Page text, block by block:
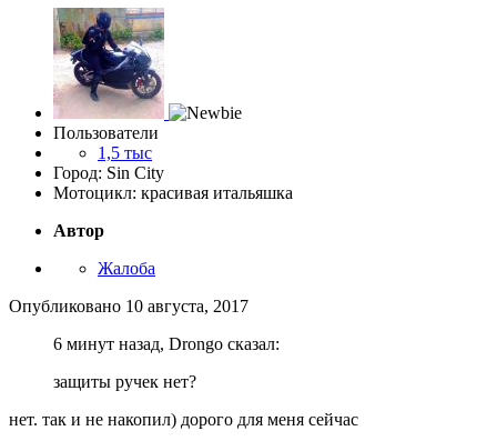
Пользователи
1,5 тыс
Город: Sin City
Мотоцикл: красивая итальяшка
Автор
Жалоба
Опубликовано 10 августа, 2017
6 минут назад, Drongo сказал:
защиты ручек нет?
нет. так и не накопил) дорого для меня сейчас